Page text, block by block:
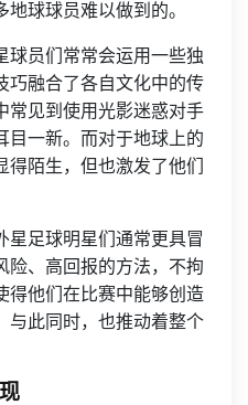
球球员难以做到的。
球员们常常会运用一些独
巧融合了各自文化中的传
常见到使用光影迷惑对手
目一新。而对于地球上的
陌生，但也激发了他们
星足球明星们通常更具冒
险、高回报的方法，不拘
得他们在比赛中能够创造
与此同时，也推动着整个